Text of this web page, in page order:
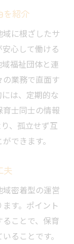
を紹介
に根ざしたサ
心して働ける
福祉団体と連
業務で直面す
は、定期的な
士同士の情報
、孤立せず互
できます。
夫
密着型の運営
す。ポイント
ことで、保育
ることです。